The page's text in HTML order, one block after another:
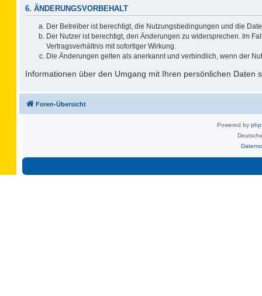
6. ÄNDERUNGSVORBEHALT
Der Betreiber ist berechtigt, die Nutzungsbedingungen und die
Der Nutzer ist berechtigt, den Änderungen zu widersprechen. Im
Vertragsverhältnis mit sofortiger Wirkung.
Die Änderungen gelten als anerkannt und verbindlich, wenn der
Informationen über den Umgang mit Ihren persönlichen Daten
Foren-Übersicht
Powered by